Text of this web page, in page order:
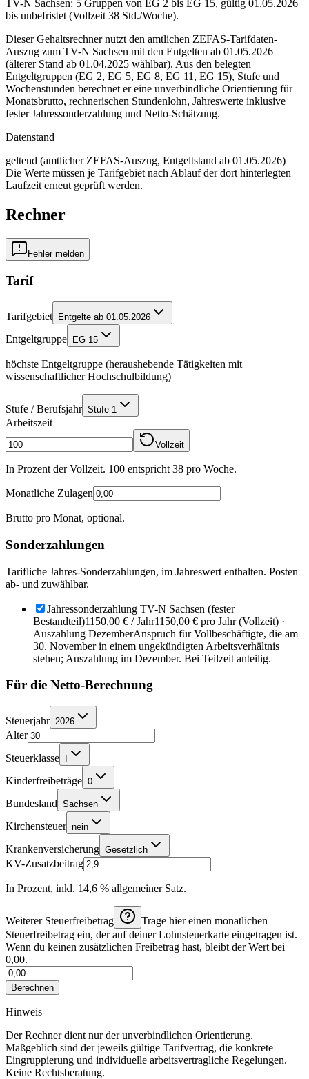
TV-N Sachsen: 5 Gruppen von EG 2 bis EG 15, gültig 01.05.2026
bis unbefristet (Vollzeit 38 Std./Woche).
Dieser Gehaltsrechner nutzt den amtlichen ZEFAS-Tarifdaten-
Auszug zum TV-N Sachsen mit den Entgelten ab 01.05.2026
(älterer Stand ab 01.04.2025 wählbar). Aus den belegten
Entgeltgruppen (EG 2, EG 5, EG 8, EG 11, EG 15), Stufe und
Wochenstunden berechnet er eine unverbindliche Orientierung für
Monatsbrutto, rechnerischen Stundenlohn, Jahreswerte inklusive
fester Jahressonderzahlung und Netto-Schätzung.
Datenstand
geltend (amtlicher ZEFAS-Auszug, Entgeltstand ab 01.05.2026)
Die Werte müssen je Tarifgebiet nach Ablauf der dort hinterlegten
Laufzeit erneut geprüft werden.
Rechner
Fehler melden
Tarif
Tarifgebiet Entgelte ab 01.05.2026
Entgeltgruppe EG 15
höchste Entgeltgruppe (heraushebende Tätigkeiten mit
wissenschaftlicher Hochschulbildung)
Stufe / Berufsjahr Stufe 1
Arbeitszeit
Vollzeit
In Prozent der Vollzeit. 100 entspricht 38 pro Woche.
Monatliche Zulagen
Brutto pro Monat, optional.
Sonderzahlungen
Tarifliche Jahres-Sonderzahlungen, im Jahreswert enthalten. Posten
ab- und zuwählbar.
Jahressonderzahlung TV-N Sachsen (fester
Bestandteil)1150,00 € / Jahr1150,00 € pro Jahr (Vollzeit) ·
Auszahlung DezemberAnspruch für Vollbeschäftigte, die am
30. November in einem ungekündigten Arbeitsverhältnis
stehen; Auszahlung im Dezember. Bei Teilzeit anteilig.
Für die Netto-Berechnung
Steuerjahr 2026
Alter
Steuerklasse
Kinderfreibeträge 0
Bundesland Sachsen
Kirchensteuer nein
Krankenversicherung Gesetzlich
KV-Zusatzbeitrag
In Prozent, inkl. 14,6 % allgemeiner Satz.
Weiterer Steuerfreibetrag
Trage hier einen monatlichen
Steuerfreibetrag ein, der auf deiner Lohnsteuerkarte eingetragen ist.
Wenn du keinen zusätzlichen Freibetrag hast, bleibt der Wert bei
0,00.
Berechnen
Hinweis
Der Rechner dient nur der unverbindlichen Orientierung.
Maßgeblich sind der jeweils gültige Tarifvertrag, die konkrete
Eingruppierung und individuelle arbeitsvertragliche Regelungen.
Keine Rechtsberatung.